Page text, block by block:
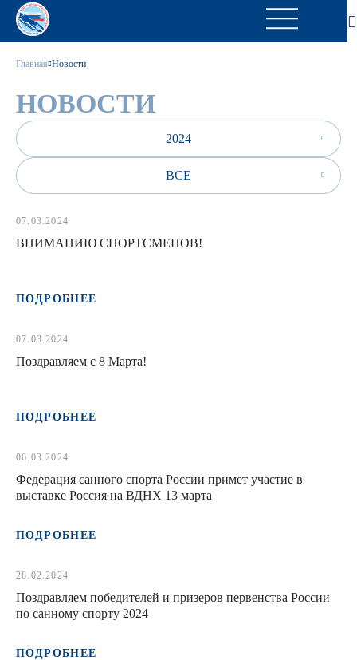
Главная Новости
НОВОСТИ
2024
ВСЕ
07.03.2024
ВНИМАНИЮ СПОРТСМЕНОВ!
ПОДРОБНЕЕ
07.03.2024
Поздравляем с 8 Марта!
ПОДРОБНЕЕ
06.03.2024
Федерация санного спорта России примет участие в
выставке Россия на ВДНХ 13 марта
ПОДРОБНЕЕ
28.02.2024
Поздравляем победителей и призеров первенства России
по санному спорту 2024
ПОДРОБНЕЕ